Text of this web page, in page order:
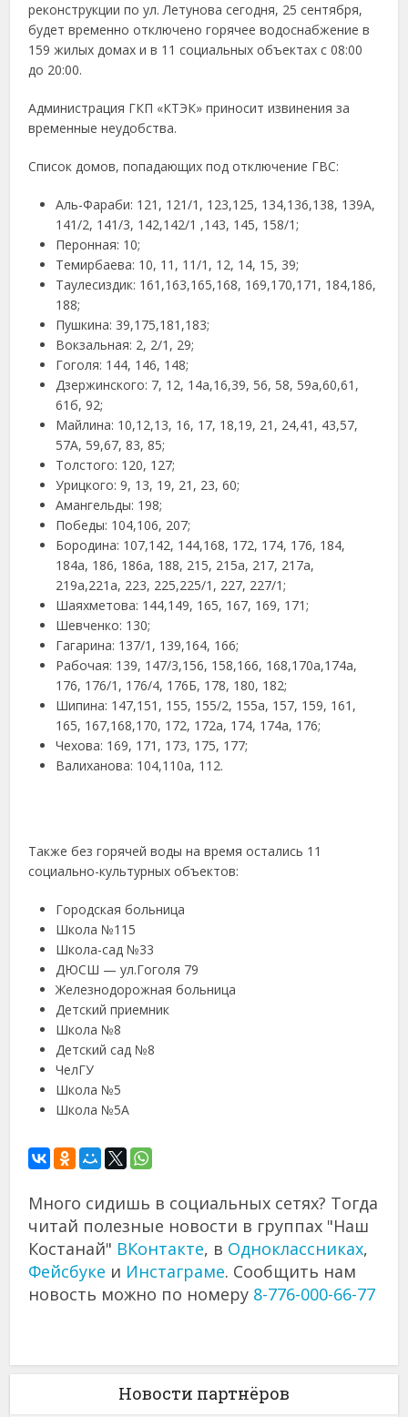
реконструкции по ул. Летунова сегодня, 25 сентября,
будет временно отключено горячее водоснабжение в
159 жилых домах и в 11 социальных объектах с 08:00
до 20:00. ​
Администрация ГКП «КТЭК» приносит извинения за
временные неудобства.
Список домов, попадающих под отключение ГВС:
Аль-Фараби: 121, 121/1, 123,125, 134,136,138, 139А,
141/2, 141/3, 142,142/1 ,143, 145, 158/1;
Перонная: 10;
Темирбаева: 10, 11, 11/1, 12, 14, 15, 39;
Таулесиздик: 161,163,165,168, 169,170,171, 184,186,
188;
Пушкина: 39,175,181,183;
Вокзальная: 2, 2/1, 29;
Гоголя: 144, 146, 148;
Дзержинского: 7, 12, 14а,16,39, 56, 58, 59а,60,61,
61б, 92;
Майлина: 10,12,13, 16, 17, 18,19, 21, 24,41, 43,57,
57А, 59,67, 83, 85;
Толстого: 120, 127;
Урицкого: 9, 13, 19, 21, 23, 60;
Амангельды: 198;
Победы: 104,106, 207;
Бородина: 107,142, 144,168, 172, 174, 176, 184,
184а, 186,​ 186а, 188, 215, 215а, 217, 217а,
219а,221а, 223, 225,225/1, 227, 227/1;
Шаяхметова: 144,149, 165, 167, 169, 171;
Шевченко: 130;
Гагарина: 137/1, 139,164, 166;
Рабочая: 139, 147/3,156, 158,166, 168,170а,174а,
176, 176/1, 176/4, 176Б, 178, 180, 182;
Шипина: 147,151, 155, 155/2, 155а, 157, 159, 161,
165, 167,168,170, 172, 172а, 174, 174а, 176;
Чехова: 169, 171, 173, 175, 177;
Валиханова: 104,110а, 112.
Также без горячей воды на время остались 11
социально-культурных объектов:
Городская больница
Школа №115
Школа-сад №33
ДЮСШ — ул.Гоголя 79
Железнодорожная больница
Детский приемник
Школа №8
Детский сад №8
ЧелГУ
Школа №5
Школа №5А
Много сидишь в социальных сетях? Тогда
читай полезные новости в группах "Наш
Костанай" ВКонтакте, в Одноклассниках,
Фейсбуке и Инстаграме. Сообщить нам
новость можно по номеру 8-776-000-66-77
Новости партнёров